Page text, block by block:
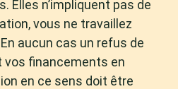
Elles n’impliquent pas de
vous ne travaillez
aucun cas un refus de
financements en
en ce sens doit être